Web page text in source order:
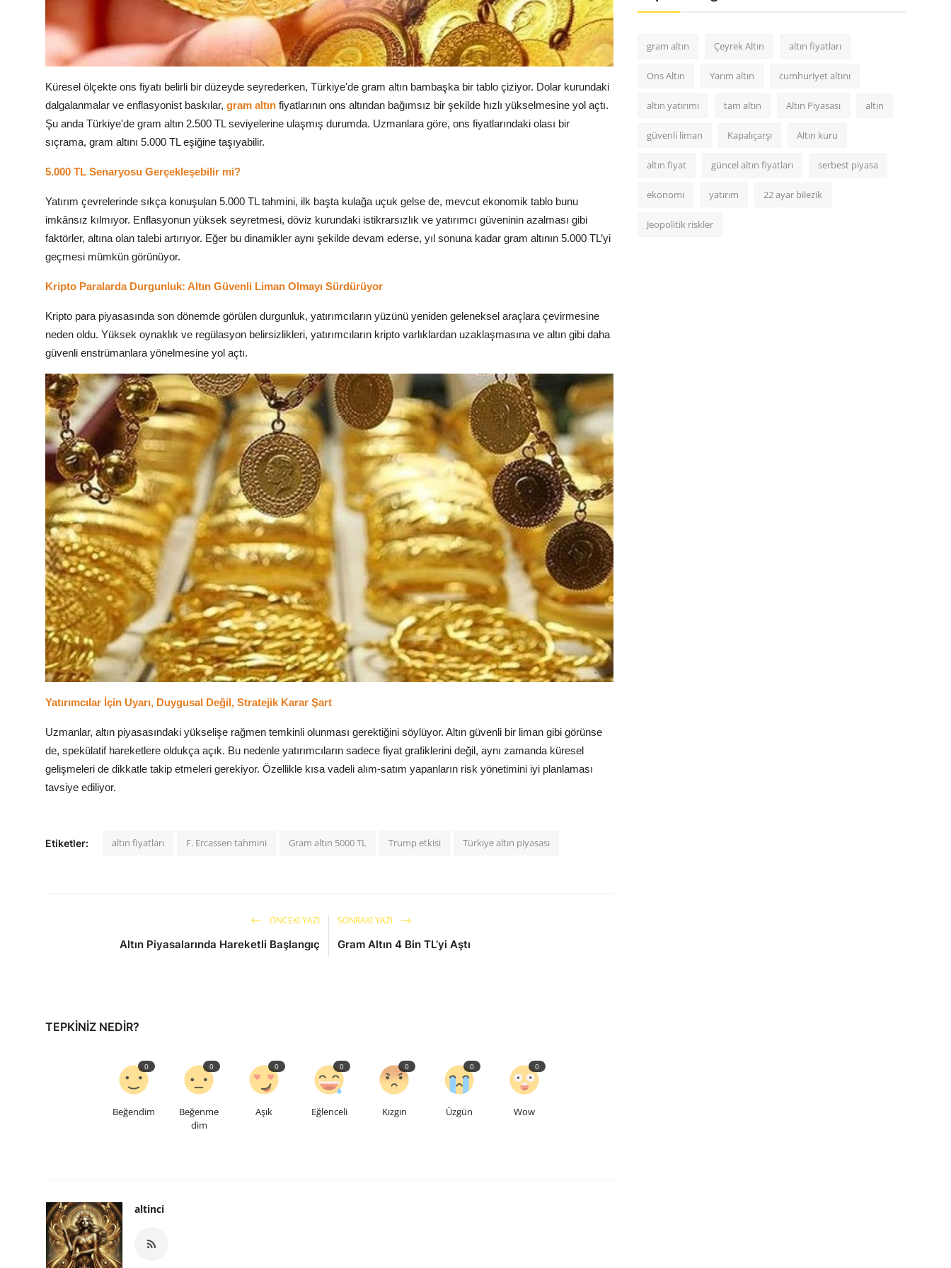
Küresel ölçekte ons fiyatı belirli bir düzeyde seyrederken, Türkiye'de gram altın bambaşka bir tablo çiziyor. Dolar kurundaki
dalgalanmalar ve enflasyonist baskılar, gram altın fiyatlarının ons altından bağımsız bir şekilde hızlı yükselmesine yol açtı.
Şu anda Türkiye'de gram altın 2.500 TL seviyelerine ulaşmış durumda. Uzmanlara göre, ons fiyatlarındaki olası bir
sıçrama, gram altını 5.000 TL eşiğine taşıyabilir.
5.000 TL Senaryosu Gerçekleşebilir mi?
Yatırım çevrelerinde sıkça konuşulan 5.000 TL tahmini, ilk başta kulağa uçuk gelse de, mevcut ekonomik tablo bunu
imkânsız kılmıyor. Enflasyonun yüksek seyretmesi, döviz kurundaki istikrarsızlık ve yatırımcı güveninin azalması gibi
faktörler, altına olan talebi artırıyor. Eğer bu dinamikler aynı şekilde devam ederse, yıl sonuna kadar gram altının 5.000 TL’yi
geçmesi mümkün görünüyor.
Kripto Paralarda Durgunluk: Altın Güvenli Liman Olmayı Sürdürüyor
Kripto para piyasasında son dönemde görülen durgunluk, yatırımcıların yüzünü yeniden geleneksel araçlara çevirmesine
neden oldu. Yüksek oynaklık ve regülasyon belirsizlikleri, yatırımcıların kripto varlıklardan uzaklaşmasına ve altın gibi daha
güvenli enstrümanlara yönelmesine yol açtı.
Yatırımcılar İçin Uyarı, Duygusal Değil, Stratejik Karar Şart
Uzmanlar, altın piyasasındaki yükselişe rağmen temkinli olunması gerektiğini söylüyor. Altın güvenli bir liman gibi görünse
de, spekülatif hareketlere oldukça açık. Bu nedenle yatırımcıların sadece fiyat grafiklerini değil, aynı zamanda küresel
gelişmeleri de dikkatle takip etmeleri gerekiyor. Özellikle kısa vadeli alım-satım yapanların risk yönetimini iyi planlaması
tavsiye ediliyor.
Etiketler: altın fiyatları F. Ercassen tahmini Gram altın 5000 TL Trump etkisi Türkiye altın piyasası
ÖNCEKI YAZI
Altın Piyasalarında Hareketli Başlangıç
SONRAKI YAZI
Gram Altın 4 Bin TL’yi Aştı
TEPKINIZ NEDIR?
Beğendim
0
Beğenme
dim
0
Aşık
0
Eğlenceli
0
Kızgın
0
Üzgün
0
Wow
0
altinci
gram altın Çeyrek Altın altın fiyatları
Ons Altın Yarım altın cumhuriyet altını
altın yatırımı tam altın Altın Piyasası altın
güvenli liman Kapalıçarşı Altın kuru
altın fiyat güncel altın fiyatları serbest piyasa
ekonomi yatırım 22 ayar bilezik
Jeopolitik riskler